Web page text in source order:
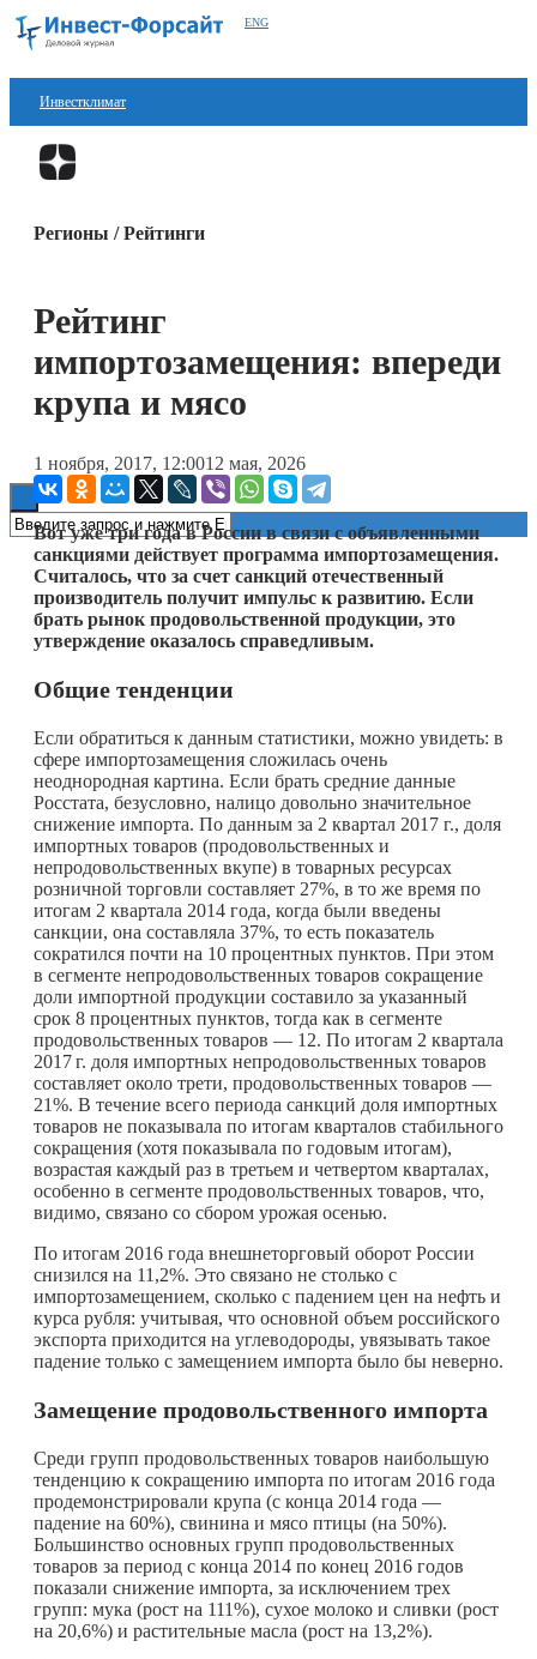
ENG
Инвестклимат
Финансы
Регионы / Рейтинги
Рейтинг
импортозамещения: впереди
крупа и мясо
1 ноября, 2017, 12:0012 мая, 2026
Вот уже три года в России в связи с объявленными
санкциями действует программа импортозамещения.
Считалось, что за счет санкций отечественный
производитель получит импульс к развитию. Если
брать рынок продовольственной продукции, это
утверждение оказалось справедливым.
Общие тенденции
Если обратиться к данным статистики, можно увидеть: в
сфере импортозамещения сложилась очень
неоднородная картина. Если брать средние данные
Росстата, безусловно, налицо довольно значительное
снижение импорта. По данным за 2 квартал 2017 г., доля
импортных товаров (продовольственных и
непродовольственных вкупе) в товарных ресурсах
розничной торговли составляет 27%, в то же время по
итогам 2 квартала 2014 года, когда были введены
санкции, она составляла 37%, то есть показатель
сократился почти на 10 процентных пунктов. При этом
в сегменте непродовольственных товаров сокращение
доли импортной продукции составило за указанный
срок 8 процентных пунктов, тогда как в сегменте
продовольственных товаров — 12. По итогам 2 квартала
2017 г. доля импортных непродовольственных товаров
составляет около трети, продовольственных товаров —
21%. В течение всего периода санкций доля импортных
товаров не показывала по итогам кварталов стабильного
сокращения (хотя показывала по годовым итогам),
возрастая каждый раз в третьем и четвертом кварталах,
особенно в сегменте продовольственных товаров, что,
видимо, связано со сбором урожая осенью.
По итогам 2016 года внешнеторговый оборот России
снизился на 11,2%. Это связано не столько с
импортозамещением, сколько с падением цен на нефть и
курса рубля: учитывая, что основной объем российского
экспорта приходится на углеводороды, увязывать такое
падение только с замещением импорта было бы неверно.
Замещение продовольственного импорта
Среди групп продовольственных товаров наибольшую
тенденцию к сокращению импорта по итогам 2016 года
продемонстрировали крупа (с конца 2014 года —
падение на 60%), свинина и мясо птицы (на 50%).
Большинство основных групп продовольственных
товаров за период с конца 2014 по конец 2016 годов
показали снижение импорта, за исключением трех
групп: мука (рост на 111%), сухое молоко и сливки (рост
на 20,6%) и растительные масла (рост на 13,2%).